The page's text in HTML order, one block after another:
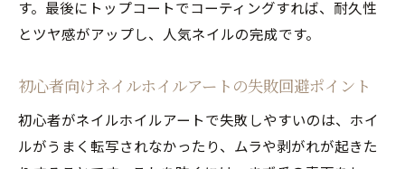
す。最後にトップコートでコーティングすれば、耐久性
とツヤ感がアップし、人気ネイルの完成です。
初心者向けネイルホイルアートの失敗回避ポイント
初心者がネイルホイルアートで失敗しやすいのは、ホイ
ルがうまく転写されなかったり、ムラや剥がれが起きた